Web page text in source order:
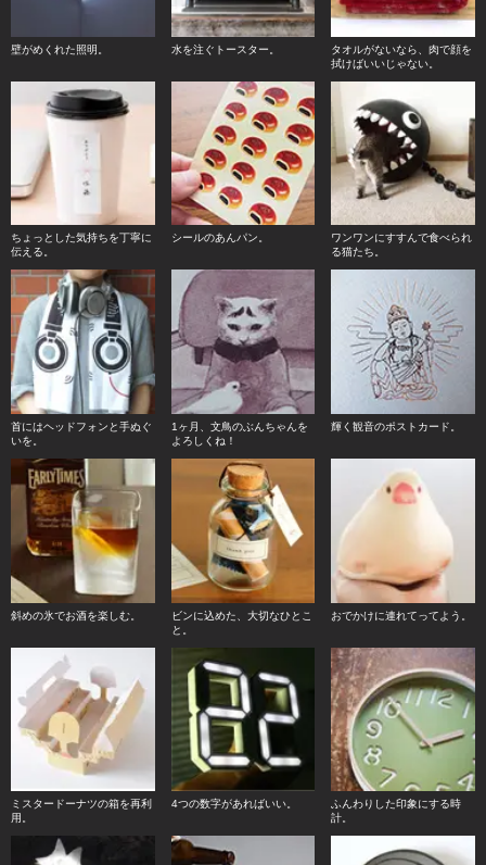
壁がめくれた照明。 水を注ぐトースター。
タオルがないなら、肉で顔を
拭けばいいじゃない。
ちょっとした気持ちを丁寧に
伝える。
シールのあんパン。
ワンワンにすすんで食べられ
る猫たち。
首にはヘッドフォンと手ぬぐ
いを。
1ヶ月、文鳥のぶんちゃんを
よろしくね！
輝く観音のポストカード。
斜めの氷でお酒を楽しむ。
ビンに込めた、大切なひとこ
と。
おでかけに連れてってよう。
ミスタードーナツの箱を再利
用。
4つの数字があればいい。
ふんわりした印象にする時
計。